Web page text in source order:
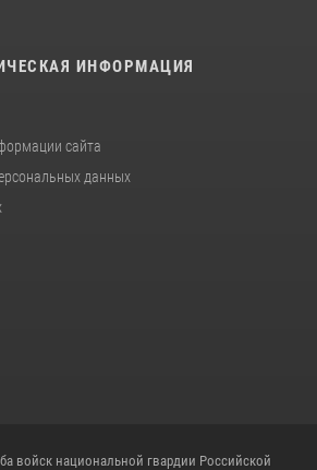
ИНФОРМАЦИЯ
сайта
данных
войск национальной гвардии Российской